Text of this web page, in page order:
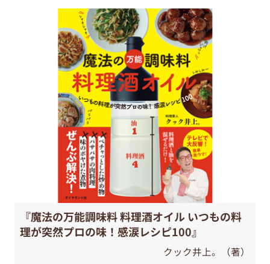
『魔法の万能調味料 料理酒オイル いつもの料
理が突然プロの味！感涙レシピ100』
クック井上。（著）